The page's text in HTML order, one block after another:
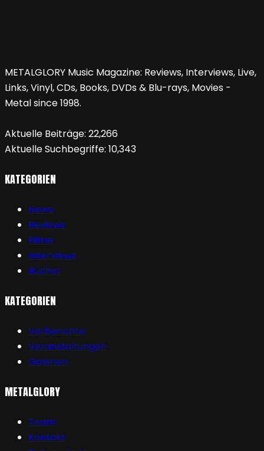
METALGLORY Music Magazine: Reviews, Interviews, Live,
Links, Vinyl, CDs, Books, DVDs & Blu-rays, Movies -
Metal since 1998.
Aktuelle Beiträge: 22,266
Aktuelle Suchbegriffe: 10,343
KATEGORIEN
News
Reviews
Filme
Interviews
Bücher
KATEGORIEN
Vorberichte
Veranstaltungen
Galerien
METALGLORY
Team
Kontakt